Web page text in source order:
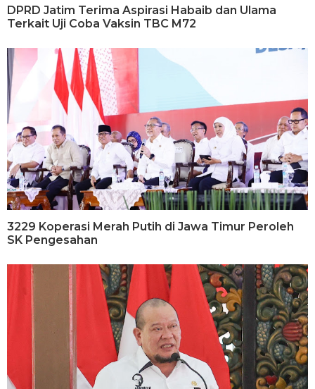
DPRD Jatim Terima Aspirasi Habaib dan Ulama
Terkait Uji Coba Vaksin TBC M72
3229 Koperasi Merah Putih di Jawa Timur Peroleh
SK Pengesahan